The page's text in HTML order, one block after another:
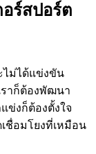
อร์สปอร์ต
ไม่ได้แข่งขัน
ราก็ต้องพัฒนา
ข่งก็ต้องตั้งใจ
ชื่อมโยงที่เหมือน